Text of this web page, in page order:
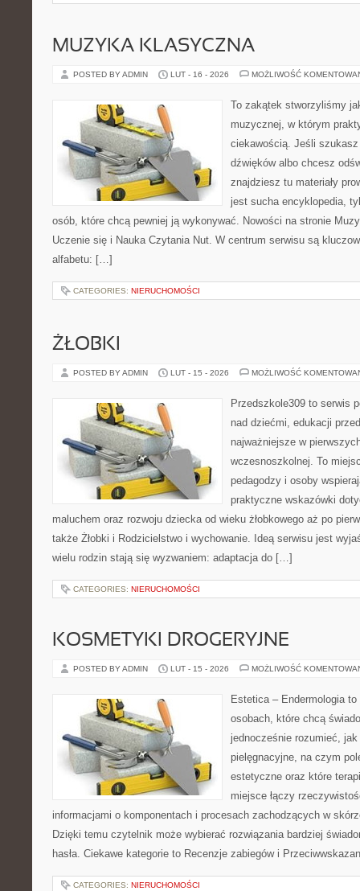
MUZYKA KLASYCZNA
POSTED BY ADMIN LUT - 16 - 2026 MOŻLIWOŚĆ
To zakątek stworzyliśmy
muzycznej, w którym
ciekawością. Jeśli
dźwięków albo chcesz
znajdziesz tu materiały
jest sucha encyklopedia,
osób, które chcą pewniej ją wykonywać. Nowości na stronie
Uczenie się i Nauka Czytania Nut. W centrum serwisu są
alfabetu: […]
CATEGORIES: NIERUCHOMOŚCI
ŻŁOBKI
POSTED BY ADMIN LUT - 15 - 2026 MOŻLIWOŚĆ
Przedszkole309 to serwis
nad dziećmi, edukacji
najważniejsze w
wczesnoszkolnej. To
pedagodzy i osoby
praktyczne wskazówki
maluchem oraz rozwoju dziecka od wieku żłobkowego aż po
także Żłobki i Rodzicielstwo i wychowanie. Ideą serwisu jest
wielu rodzin stają się wyzwaniem: adaptacja do […]
CATEGORIES: NIERUCHOMOŚCI
KOSMETYKI DROGERYJNE
POSTED BY ADMIN LUT - 15 - 2026 MOŻLIWOŚĆ
Estetica – Endermologia
osobach, które chcą
jednocześnie rozumieć, jak
pielęgnacyjne, na czym
estetyczne oraz które
miejsce łączy
informacjami o komponentach i procesach zachodzących w
Dzięki temu czytelnik może wybierać rozwiązania bardziej
hasła. Ciekawe kategorie to Recenzje zabiegów i
CATEGORIES: NIERUCHOMOŚCI